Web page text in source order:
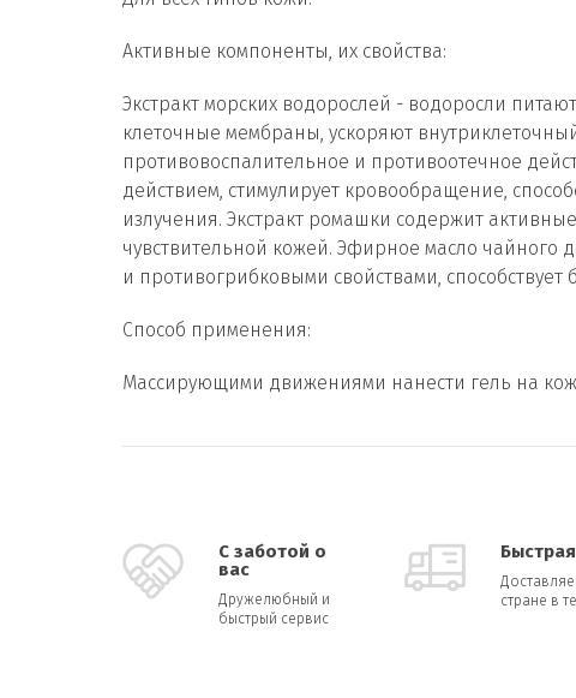
Активные компоненты, их свойства:
Экстракт морских водорослей - водоросли
клеточные мембраны, ускоряют
противовоспалительное и противоотечное
действием, стимулирует кровообращение,
излучения. Экстракт ромашки содержит
чувствительной кожей. Эфирное масло
и противогрибковыми свойствами,
Способ применения:
Массирующими движениями нанести гель на
С заботой о
вас
Дружелюбный и
быстрый сервис
стране в